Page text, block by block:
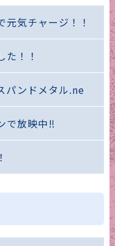
気チャージ！！
！！
パンドメタル.ne
で放映中‼